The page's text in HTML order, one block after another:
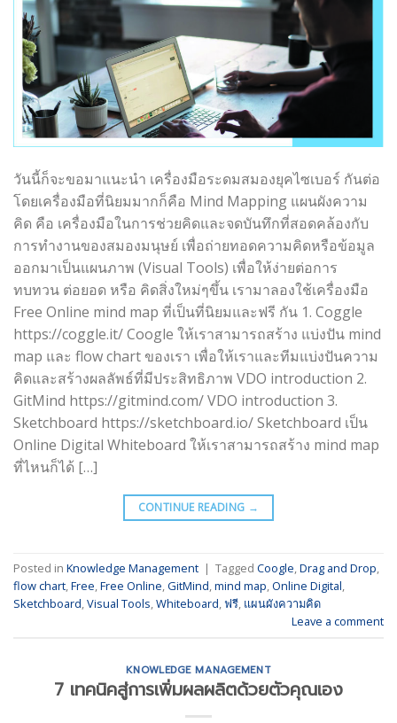
วันนี้ก็จะขอมาแนะนำ เครื่องมือระดมสมองยุคไซเบอร์ กันต่อ
โดยเครื่องมือที่นิยมมากก็คือ Mind Mapping แผนผังความ
คิด คือ เครื่องมือในการช่วยคิดและจดบันทึกที่สอดคล้องกับ
การทำงานของสมองมนุษย์ เพื่อถ่ายทอดความคิดหรือข้อมูล
ออกมาเป็นแผนภาพ (Visual Tools) เพื่อให้ง่ายต่อการ
ทบทวน ต่อยอด หรือ คิดสิ่งใหม่ๆขึ้น เรามาลองใช้เครื่องมือ
Free Online mind map ที่เป็นที่นิยมและฟรี กัน 1. Coggle
https://coggle.it/ Coogle ให้เราสามารถสร้าง แบ่งปัน mind
map และ flow chart ของเรา เพื่อให้เราและทีมแบ่งปันความ
คิดและสร้างผลลัพธ์ที่มีประสิทธิภาพ VDO introduction 2.
GitMind https://gitmind.com/ VDO introduction 3.
Sketchboard https://sketchboard.io/ Sketchboard เป็น
Online Digital Whiteboard ให้เราสามารถสร้าง mind map
ที่ไหนก็ได้ […]
CONTINUE READING →
Posted in Knowledge Management | Tagged Coogle,Drag and Drop,
flow chart,Free,Free Online,GitMind,mind map,Online Digital,
Sketchboard,Visual Tools,Whiteboard,ฟรี, แผนผังความคิด
Leave a comment
KNOWLEDGE MANAGEMENT
7 เทคนิคสู่การเพิ่มผลผลิตด้วยตัวคุณเอง